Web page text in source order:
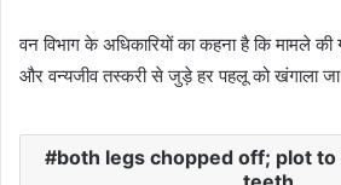
वन विभाग के अधिकारियों का कहना है कि मामले की
और वन्यजीव तस्करी से जुड़े हर पहलू को खंगाला जा
both legs chopped off; plot